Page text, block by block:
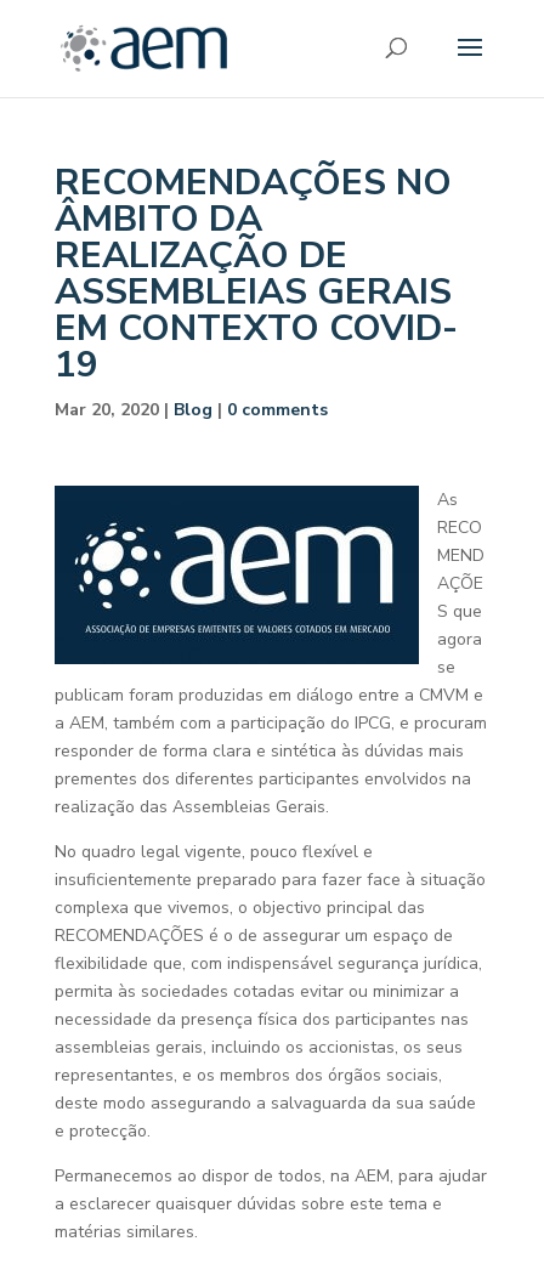
RECOMENDAÇÕES NO
ÂMBITO DA
REALIZAÇÃO DE
ASSEMBLEIAS GERAIS
EM CONTEXTO COVID-
19
Mar 20, 2020| Blog | 0 comments
As
RECO
MEND
AÇÕE
S que
agora
se
publicam foram produzidas em diálogo entre a CMVM e
a AEM, também com a participação do IPCG, e procuram
responder de forma clara e sintética às dúvidas mais
prementes dos diferentes participantes envolvidos na
realização das Assembleias Gerais.
No quadro legal vigente, pouco flexível e
insuficientemente preparado para fazer face à situação
complexa que vivemos, o objectivo principal das
RECOMENDAÇÕES é o de assegurar um espaço de
flexibilidade que, com indispensável segurança jurídica,
permita às sociedades cotadas evitar ou minimizar a
necessidade da presença física dos participantes nas
assembleias gerais, incluindo os accionistas, os seus
representantes, e os membros dos órgãos sociais,
deste modo assegurando a salvaguarda da sua saúde
e protecção.
Permanecemos ao dispor de todos, na AEM, para ajudar
a esclarecer quaisquer dúvidas sobre este tema e
matérias similares.